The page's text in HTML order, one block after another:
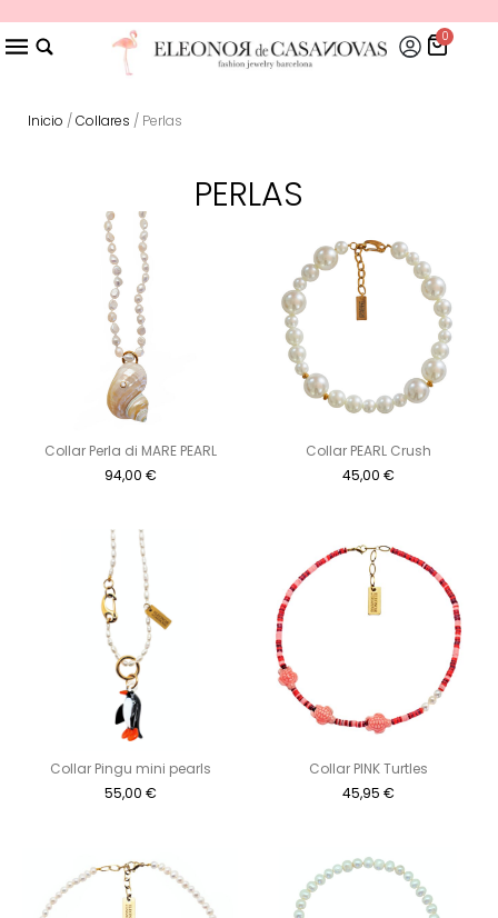
0
Inicio /Collares / Perlas
PERLAS
Collar Perla di MARE PEARL
94,00 €
Collar PEARL Crush
45,00 €
Collar Pingu mini pearls
55,00 €
Collar PINK Turtles
45,95 €